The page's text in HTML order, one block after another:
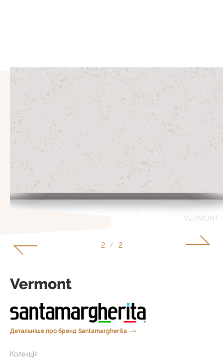
1 / 2
Vermont
Детальніше про бренд Santamargherita
Колекція